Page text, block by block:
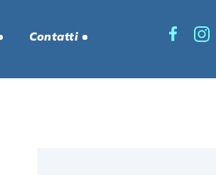
Contatti